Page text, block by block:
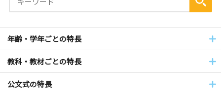
年齢・学年ごとの特長
教科・教材ごとの特長
公文式の特長